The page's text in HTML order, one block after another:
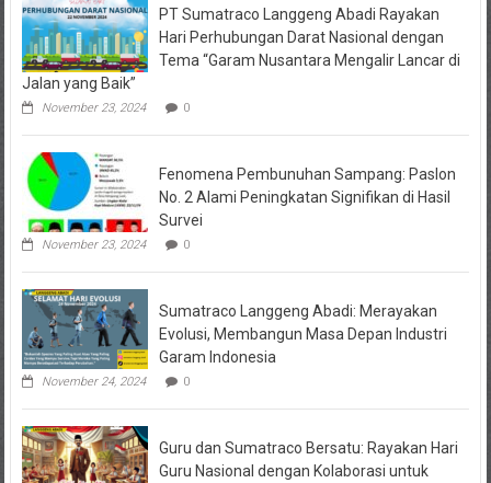
PT Sumatraco Langgeng Abadi Rayakan
Hari Perhubungan Darat Nasional dengan
Tema “Garam Nusantara Mengalir Lancar di
Jalan yang Baik”
November 23, 2024 0
Fenomena Pembunuhan Sampang: Paslon
No. 2 Alami Peningkatan Signifikan di Hasil
Survei
November 23, 2024 0
Sumatraco Langgeng Abadi: Merayakan
Evolusi, Membangun Masa Depan Industri
Garam Indonesia
November 24, 2024 0
Guru dan Sumatraco Bersatu: Rayakan Hari
Guru Nasional dengan Kolaborasi untuk